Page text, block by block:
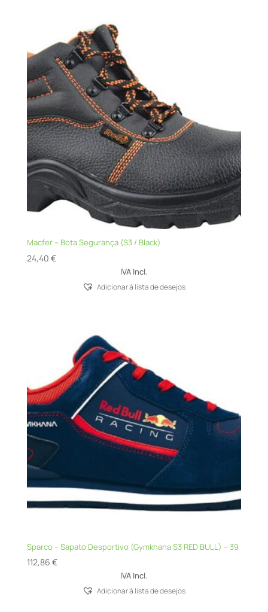
Macfer – Bota Segurança (S3 / Black)
24,40 €
IVA Incl.
Adicionar á lista de desejos
Sparco – Sapato Desportivo (Gymkhana S3 RED BULL) – 39
112,86 €
IVA Incl.
Adicionar á lista de desejos